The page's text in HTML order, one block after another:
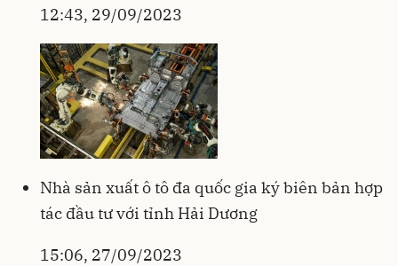
12:43, 29/09/2023
Nhà sản xuất ô tô đa quốc gia ký biên bản hợp
tác đầu tư với tỉnh Hải Dương
15:06, 27/09/2023